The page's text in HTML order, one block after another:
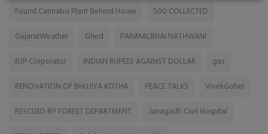
Found Cannabis Plant Behind House
500 COLLECTED
GujaratWeather
Ghed
PARIMALBHAI NATHWANI
BJP Corporator
INDIAN RUPEES AGAINST DOLLAR
gas
RENOVATION OF BHUJIYA KOTHA
PEACE TALKS
VivekGohel
RESCUED BY FOREST DEPARTMENT
Junagadh Civil Hospital